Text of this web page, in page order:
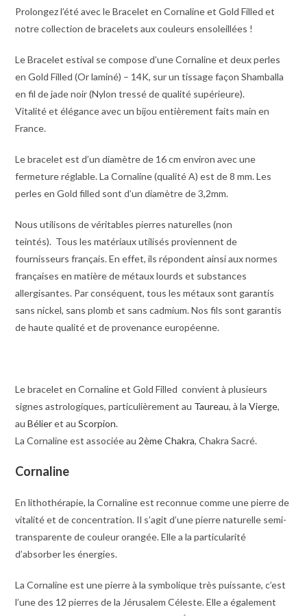
Prolongez l’été avec le Bracelet en Cornaline et Gold Filled et
notre collection de bracelets aux couleurs ensoleillées !
Le Bracelet estival se compose d’une Cornaline et deux perles
en Gold Filled (Or laminé) – 14K, sur un tissage façon Shamballa
en fil de jade noir (Nylon tressé de qualité supérieure).
Vitalité et élégance avec un bijou entièrement faits main en
France.
Le bracelet est d’un diamètre de 16 cm environ avec une
fermeture réglable. La Cornaline (qualité A) est de 8 mm. Les
perles en Gold filled sont d’un diamètre de 3,2mm.
Nous utilisons de véritables pierres naturelles (non
teintés). Tous les matériaux utilisés proviennent de
fournisseurs français. En effet, ils répondent ainsi aux normes
françaises en matière de métaux lourds et substances
allergisantes. Par conséquent, tous les métaux sont garantis
sans nickel, sans plomb et sans cadmium. Nos fils sont garantis
de haute qualité et de provenance européenne.
Le bracelet en Cornaline et Gold Filled convient à plusieurs
signes astrologiques, particulièrement au Taureau, à laVierge,
auBélieret auScorpion.
La Cornaline est associée au 2ème Chakra, Chakra Sacré.
Cornaline
En lithothérapie, la Cornaline est reconnue comme une pierre de
vitalité et de concentration. Il s’agit d’une pierre naturelle semi-
transparente de couleur orangée. Elle a la particularité
d’absorber les énergies.
La Cornaline est une pierre à la symbolique très puissante, c’est
l’une des 12 pierres de la Jérusalem Céleste. Elle a également